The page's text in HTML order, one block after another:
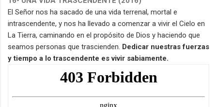
El Señor nos ha sacado de una vida terrenal, mortal e
intrascendente, y nos ha llevado a comenzar a vivir el Cielo en
La Tierra, caminando en el propósito de Dios y haciendo que
seamos personas que trascienden. Dedicar nuestras fuerzas
y tiempo a lo trascendente es vivir sabiamente.